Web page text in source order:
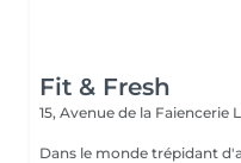
Fit & Fresh
15, Avenue de la Faiencerie
Dans le monde trépidant